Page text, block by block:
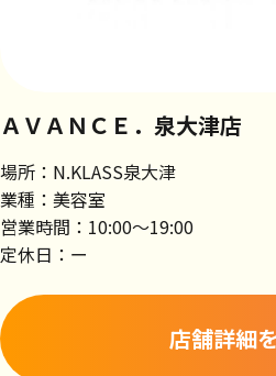
ＡＶＡＮＣＥ．泉大津店
場所：N.KLASS泉大津
業種：美容室
営業時間：10:00～19:00
定休日：ー
店舗詳細